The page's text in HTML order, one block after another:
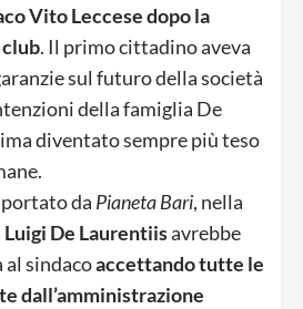
Vito Leccese dopo la
. Il primo cittadino aveva
sul futuro della società
della famiglia De
diventato sempre più teso
da Pianeta Bari, nella
Luigi De Laurentiisavrebbe
sindacoaccettando tutte le
dall’amministrazione